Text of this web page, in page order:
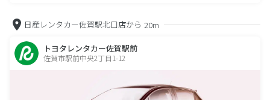
日産レンタカー佐賀駅北口店から 20m
トヨタレンタカー佐賀駅前
佐賀市駅前中央2丁目1-12